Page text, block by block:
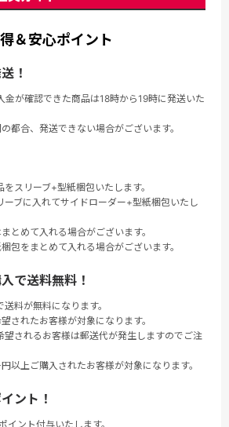
＆安心ポイント
！
金が確認できた商品は18時から19時に発送いた
都合、発送できない場合がございます。
スリーブ+型紙梱包いたします。
ーブに入れてサイドローダー+型紙梱包いたし
とめて入れる場合がございます。
包をまとめて入れる場合がございます。
で送料無料！
料が無料になります。
されたお客様が対象になります。
望されるお客様は郵送代が発生しますのでご注
以上ご購入されたお客様が対象になります。
ント！
イント付与いたします。